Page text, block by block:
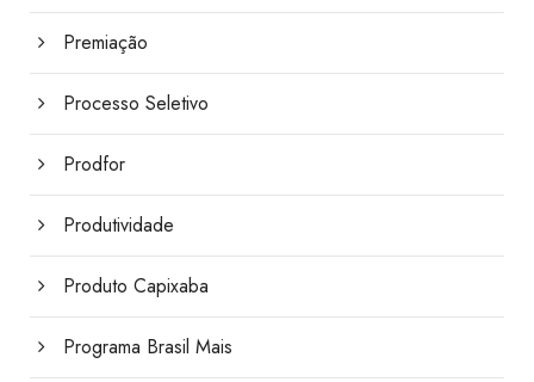
Premiação
Processo Seletivo
Prodfor
Produtividade
Produto Capixaba
Programa Brasil Mais